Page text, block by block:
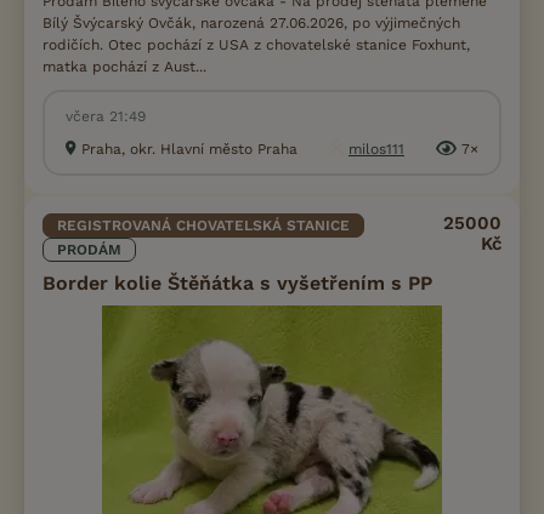
Bílý Švýcarský Ovčák, narozená 27.06.2026, po výjimečných
rodičích. Otec pochází z USA z chovatelské stanice Foxhunt,
matka pochází z Aust...
včera 21:49
Praha, okr. Hlavní město Praha
milos111 7×
REGISTROVANÁ CHOVATELSKÁ STANICE
PRODÁM
Border kolie Štěňátka s vyšetřením s PP
25000
Kč